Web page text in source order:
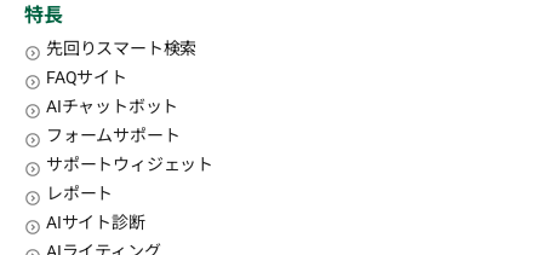
特長
先回りスマート検索
FAQサイト
AIチャットボット
フォームサポート
サポートウィジェット
レポート
AIサイト診断
AIライティング